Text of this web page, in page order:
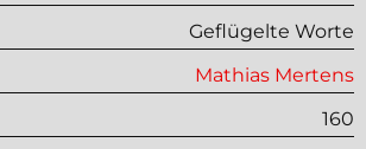
Geflügelte Worte
Mathias Mertens
160